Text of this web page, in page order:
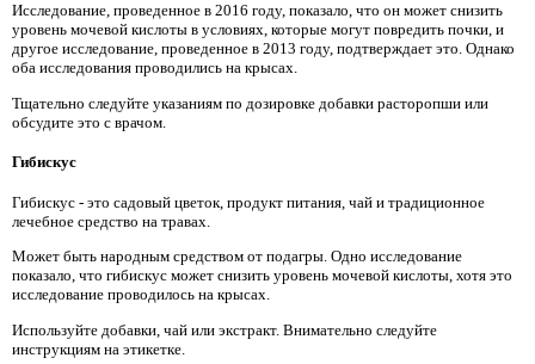
Исследование, проведенное в 2016 году, показало, что он может снизить
уровень мочевой кислоты в условиях, которые могут повредить почки, и
другое исследование, проведенное в 2013 году, подтверждает это. Однако
оба исследования проводились на крысах.
Тщательно следуйте указаниям по дозировке добавки расторопши или
обсудите это с врачом.
Гибискус
Гибискус - это садовый цветок, продукт питания, чай и традиционное
лечебное средство на травах.
Может быть народным средством от подагры. Одно исследование
показало, что гибискус может снизить уровень мочевой кислоты, хотя это
исследование проводилось на крысах.
Используйте добавки, чай или экстракт. Внимательно следуйте
инструкциям на этикетке.